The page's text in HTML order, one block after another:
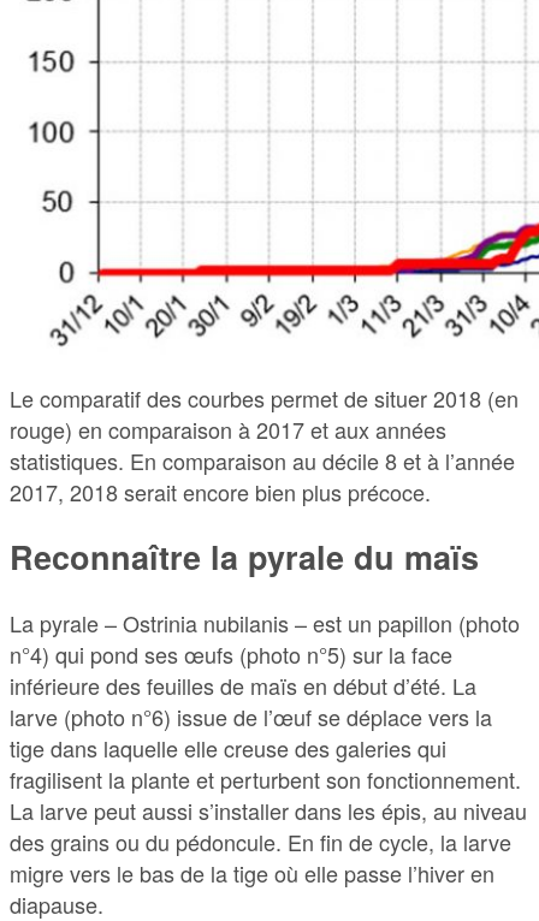
Le comparatif des courbes permet de situer 2018 (en
rouge) en comparaison à 2017 et aux années
statistiques. En comparaison au décile 8 et à l’année
2017, 2018 serait encore bien plus précoce.
Reconnaître la pyrale du maïs
La pyrale – Ostrinia nubilanis – est un papillon (photo
n°4) qui pond ses œufs (photo n°5) sur la face
inférieure des feuilles de maïs en début d’été. La
larve (photo n°6) issue de l’œuf se déplace vers la
tige dans laquelle elle creuse des galeries qui
fragilisent la plante et perturbent son fonctionnement.
La larve peut aussi s’installer dans les épis, au niveau
des grains ou du pédoncule. En fin de cycle, la larve
migre vers le bas de la tige où elle passe l’hiver en
diapause.